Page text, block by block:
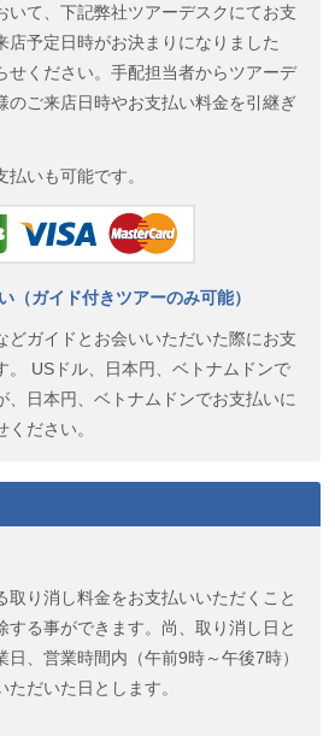
いて、下記弊社ツアーデスクにてお支
店予定日時がお決まりになりました
せください。手配担当者からツアーデ
のご来店日時やお支払い料金を引継ぎ
いも可能です。
（ガイド付きツアーのみ可能）
どガイドとお会いいただいた際にお支
。 USドル、日本円、ベトナムドンで
、日本円、ベトナムドンでお支払いに
ださい。
取り消し料金をお支払いいただくこと
する事ができます。尚、取り消し日と
、営業時間内（午前9時～午後7時）
だいた日とします。